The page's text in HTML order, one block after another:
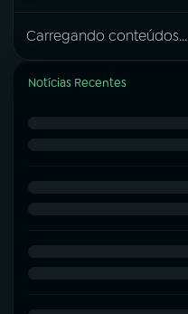
Carregando conteúdos...
Notícias Recentes